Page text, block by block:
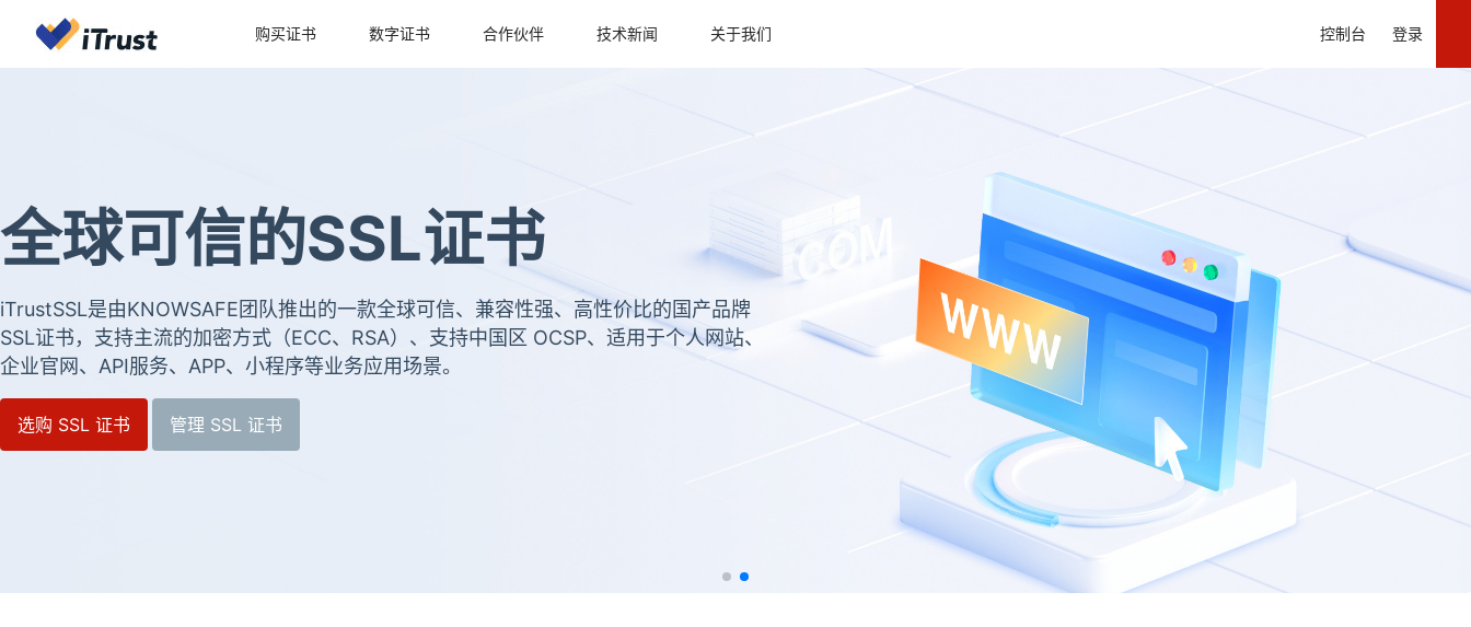
购买证书 数字证书 合作伙伴 技术新闻 关于我们 控制台 登录
球可信的SSL证书
是由KNOWSAFE团队推出的一款全球可信、兼容性强、高性价比的国产品牌
证书，支持主流的加密方式（ECC、RSA）、支持中国区 OCSP、适用于个人网站、
业官网、API服务、APP、小程序等业务应用场景。
选购 SSL 证书 管理 SSL 证书